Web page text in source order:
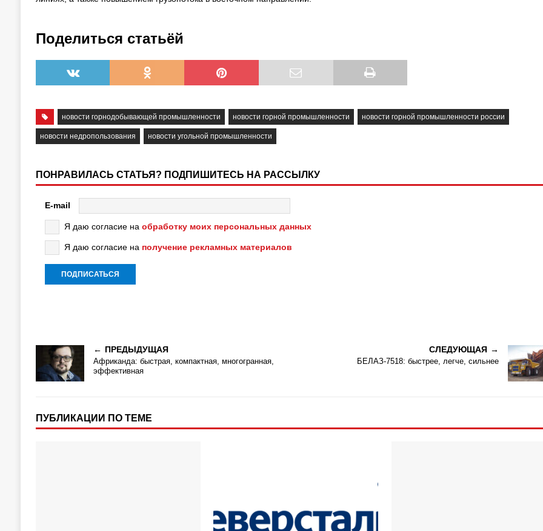
Поделиться статьёй
новости горнодобывающей промышленности новости горной промышленности новости горной промышленности россии
новости недропользования новости угольной промышленности
ПОНРАВИЛАСЬ СТАТЬЯ? ПОДПИШИТЕСЬ НА РАССЫЛКУ
E-mail
Я даю согласие на обработку моих персональных данных
Я даю согласие на получение рекламных материалов
ПРЕДЫДУЩАЯ
Африканда: быстрая, компактная, многогранная,
эффективная
СЛЕДУЮЩАЯ
БЕЛАЗ-7518: быстрее, легче, сильнее
ПУБЛИКАЦИИ ПО ТЕМЕ